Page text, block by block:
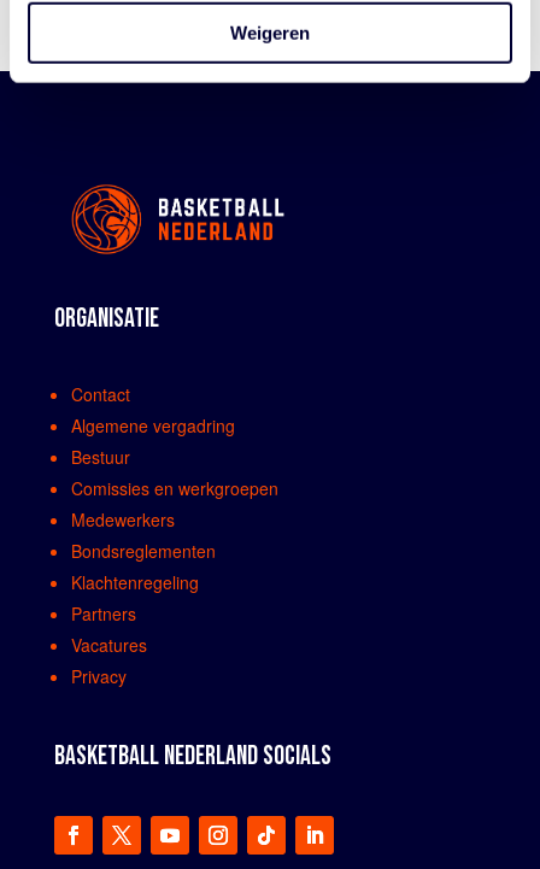
Weigeren
ORGANISATIE
Contact
Algemene vergadring
Bestuur
Comissies en werkgroepen
Medewerkers
Bondsreglementen
Klachtenregeling
Partners
Vacatures
Privacy
BASKETBALL NEDERLAND SOCIALS